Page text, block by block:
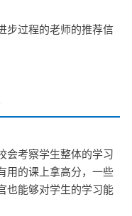
步过程的老师的推荐信
会考察学生整体的学习
用的课上拿高分，一些
也能够对学生的学习能